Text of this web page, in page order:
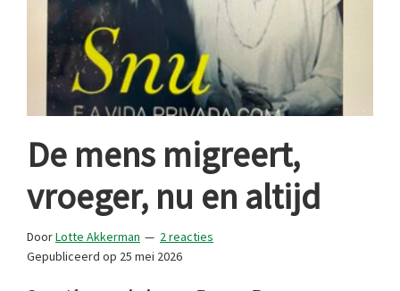
De mens migreert,
vroeger, nu en altijd
DoorLotte Akkerman
2 reacties
Gepubliceerd op 25 mei 2026